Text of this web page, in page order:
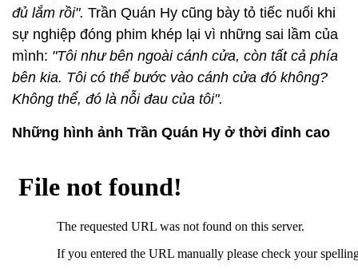
đủ lắm rồi". Trần Quán Hy cũng bày tỏ tiếc nuối khi
sự nghiệp đóng phim khép lại vì những sai lầm của
mình: "Tôi như bên ngoài cánh cửa, còn tất cả phía
bên kia. Tôi có thể bước vào cánh cửa đó không?
Không thể, đó là nỗi đau của tôi".
Những hình ảnh Trần Quán Hy ở thời đỉnh cao